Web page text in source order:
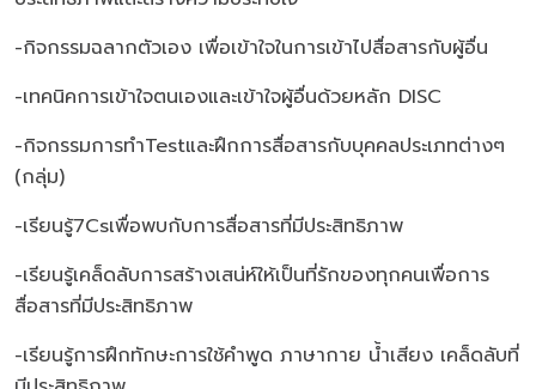
-กิจกรรมฉลากตัวเอง เพื่อเข้าใจในการเข้าไปสื่อสารกับผู้อื่น
-เทคนิคการเข้าใจตนเองและเข้าใจผู้อื่นด้วยหลัก DISC
-กิจกรรมการทำTestและฝึกการสื่อสารกับบุคคลประเภทต่างๆ
(กลุ่ม)
-เรียนรู้7Csเพื่อพบกับการสื่อสารที่มีประสิทธิภาพ
-เรียนรู้เคล็ดลับการสร้างเสน่ห์ให้เป็นที่รักของทุกคนเพื่อการ
สื่อสารที่มีประสิทธิภาพ
-เรียนรู้การฝึกทักษะการใช้คำพูด ภาษากาย น้ำเสียง เคล็ดลับที่